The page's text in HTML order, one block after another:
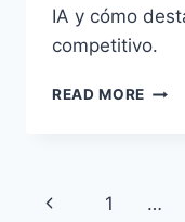
IA y cómo
competitivo.
READ MORE
Page
Previous
1 …